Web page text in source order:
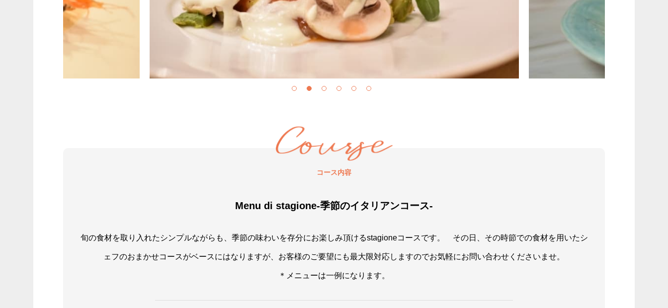
コース内容
Menu di stagione-季節のイタリアンコース-
旬の食材を取り入れたシンプルながらも、季節の味わいを存分にお楽しみ頂けるstagioneコースです。 その日、その時節での食材を用いたシ
ェフのおまかせコースがベースにはなりますが、お客様のご要望にも最大限対応しますのでお気軽にお問い合わせくださいませ。
＊メニューは一例になります。